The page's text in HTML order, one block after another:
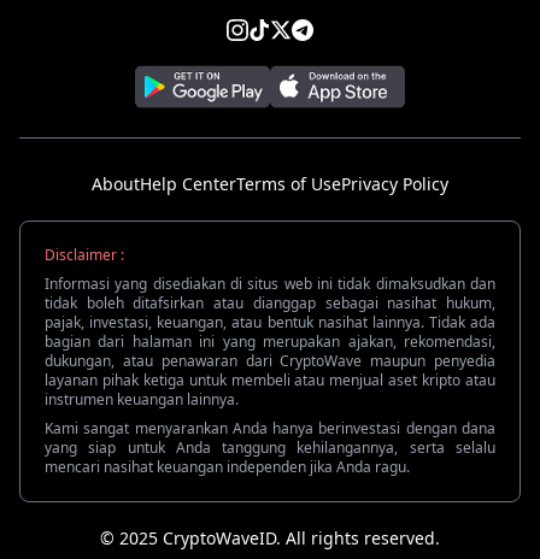
AboutHelp CenterTerms of UsePrivacy Policy
Disclaimer :
Informasi yang disediakan di situs web ini tidak dimaksudkan dan
tidak boleh ditafsirkan atau dianggap sebagai nasihat hukum,
pajak, investasi, keuangan, atau bentuk nasihat lainnya. Tidak ada
bagian dari halaman ini yang merupakan ajakan, rekomendasi,
dukungan, atau penawaran dari CryptoWave maupun penyedia
layanan pihak ketiga untuk membeli atau menjual aset kripto atau
instrumen keuangan lainnya.
Kami sangat menyarankan Anda hanya berinvestasi dengan dana
yang siap untuk Anda tanggung kehilangannya, serta selalu
mencari nasihat keuangan independen jika Anda ragu.
© 2025 CryptoWaveID. All rights reserved.